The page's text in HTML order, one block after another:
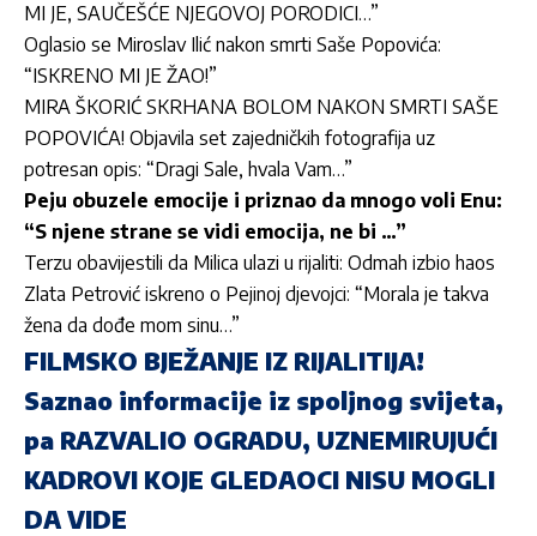
MI JE, SAUČEŠĆE NJEGOVOJ PORODICI…”
Oglasio se Miroslav Ilić nakon smrti Saše Popovića:
“ISKRENO MI JE ŽAO!”
MIRA ŠKORIĆ SKRHANA BOLOM NAKON SMRTI SAŠE
POPOVIĆA! Objavila set zajedničkih fotografija uz
potresan opis: “Dragi Sale, hvala Vam…”
Peju obuzele emocije i priznao da mnogo voli Enu:
“S njene strane se vidi emocija, ne bi …”
Terzu obavijestili da Milica ulazi u rijaliti: Odmah izbio haos
Zlata Petrović iskreno o Pejinoj djevojci: “Morala je takva
žena da dođe mom sinu…”
FILMSKO BJEŽANJE IZ RIJALITIJA!
Saznao informacije iz spoljnog svijeta,
pa RAZVALIO OGRADU, UZNEMIRUJUĆI
KADROVI KOJE GLEDAOCI NISU MOGLI
DA VIDE